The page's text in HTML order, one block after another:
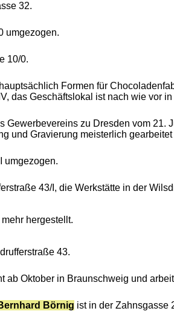
32.
umgezogen.
10/0.
Formen für
das Geschäftslokal ist nach wie vor
Gewerbevereins zu Dresden vom
und Gravierung meisterlich gearbeitet
umgezogen.
43/I, die Werkstätte in der
hergestellt.
43.
ab Oktober in Braunschweig und
Börnig ist in der Zahnsgasse